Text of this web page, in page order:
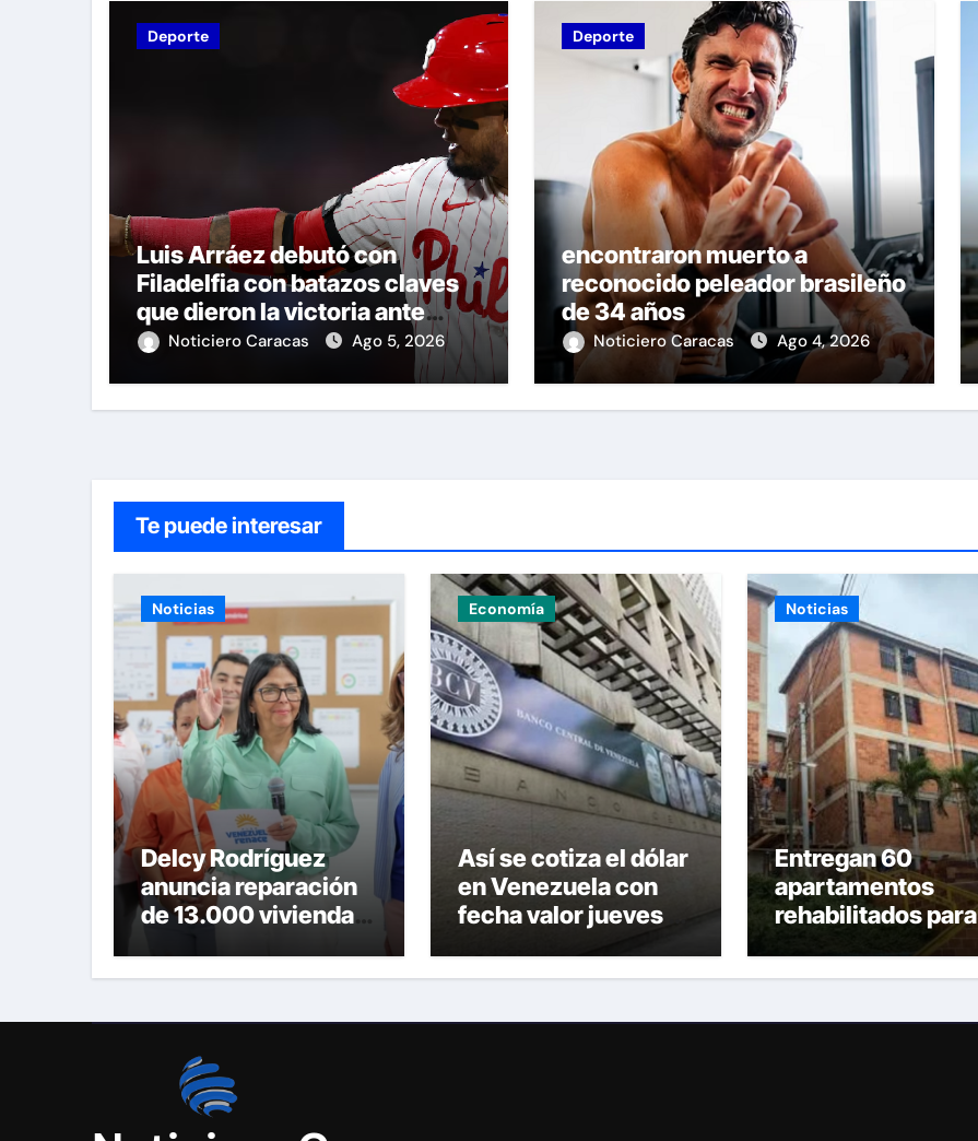
Deporte
Luis Arráez debutó con
Filadelfia con batazos claves
que dieron la victoria ante
Nacionales
Noticiero Caracas Ago 5, 2026
Deporte
encontraron muerto a
reconocido peleador brasileño
de 34 años
Noticiero Caracas Ago 4, 2026
Te puede interesar
Noticias
Delcy Rodríguez
anuncia reparación
de 13.000 viviendas
terremotos
Economía
Así se cotiza el dólar
en Venezuela con
fecha valor jueves 6
Noticias
Entregan 60
apartamentos
rehabilitados para
urbanismo Ana